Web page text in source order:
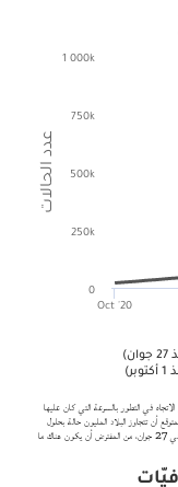
عدد الحالات
(
(منحنى التّوقّع عدد
Oct '20
0
250k
500k
750k
1 000k
حالة في تونس. إذا استمر الاتجاه في التطور بالسرعة التي كان عليها
أن تتجاوز البلاد المليون حالة بحلول
31 ديسمبر. في أفضل سيناريو، باتّباع متوسّط تطوّر عدد الحالات منذ إعادة فتح الحدود في 27 جوان، من المفترض أن يكون هناك ما